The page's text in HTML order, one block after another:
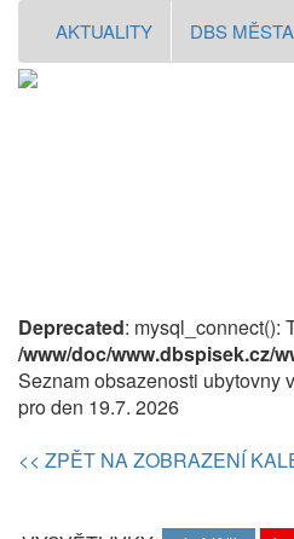
AKTUALITY DBS
Deprecated: mysql_connect():
/www/doc/www.dbspisek.cz/
Seznam obsazenosti ubytovny
pro den 19.7. 2026
<< ZPĚT NA ZOBRAZENÍ